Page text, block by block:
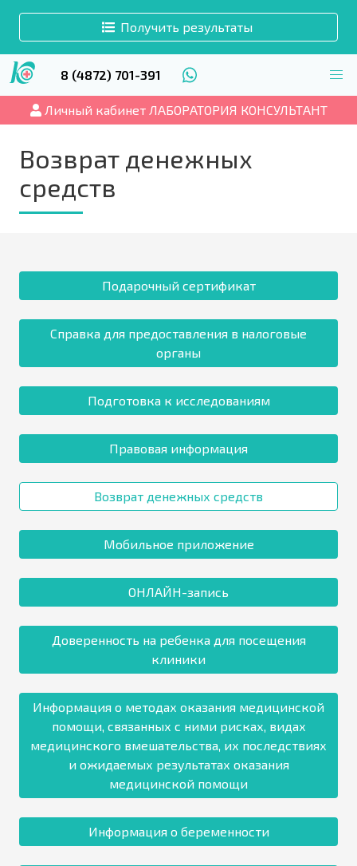
Получить результаты
8 (4872) 701-391
Личный кабинет ЛАБОРАТОРИЯ КОНСУЛЬТАНТ
Возврат денежных
средств
Подарочный сертификат
Справка для предоставления в налоговые
органы
Подготовка к исследованиям
Правовая информация
Возврат денежных средств
Мобильное приложение
ОНЛАЙН-запись
Доверенность на ребенка для посещения
клиники
Информация о методах оказания медицинской
помощи, связанных с ними рисках, видах
медицинского вмешательства, их последствиях
и ожидаемых результатах оказания
медицинской помощи
Информация о беременности